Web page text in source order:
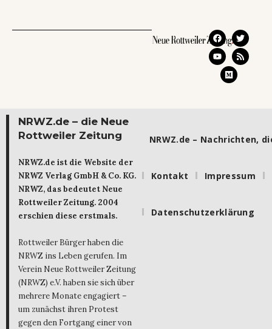
NRWZ.de – die Neue
Rottweiler Zeitung
NRWZ.de ist die Website der
NRWZ Verlag GmbH & Co. KG.
NRWZ, das bedeutet Neue
Rottweiler Zeitung. 2004
erschien diese erstmals.
Rottweiler Bürger haben die
NRWZ ins Leben gerufen. Im
Verein Neue Rottweiler Zeitung
(NRWZ) e.V. haben sie sich über
mehrere Monate engagiert –
um zunächst ihren Protest
gegen den Fortgang einer von
NRWZ.de – Nachrichten,
Kontakt Impressum
Datenschutzerklärung